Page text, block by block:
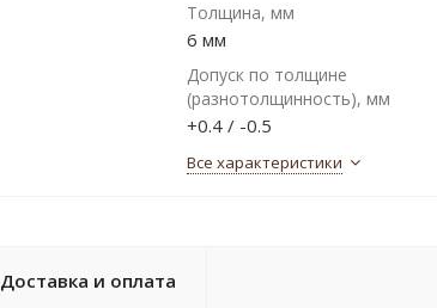
Толщина, мм
6 мм
Допуск по толщине
(разнотолщинность), мм
+0.4 / -0.5
Все характеристики
Доставка и оплата